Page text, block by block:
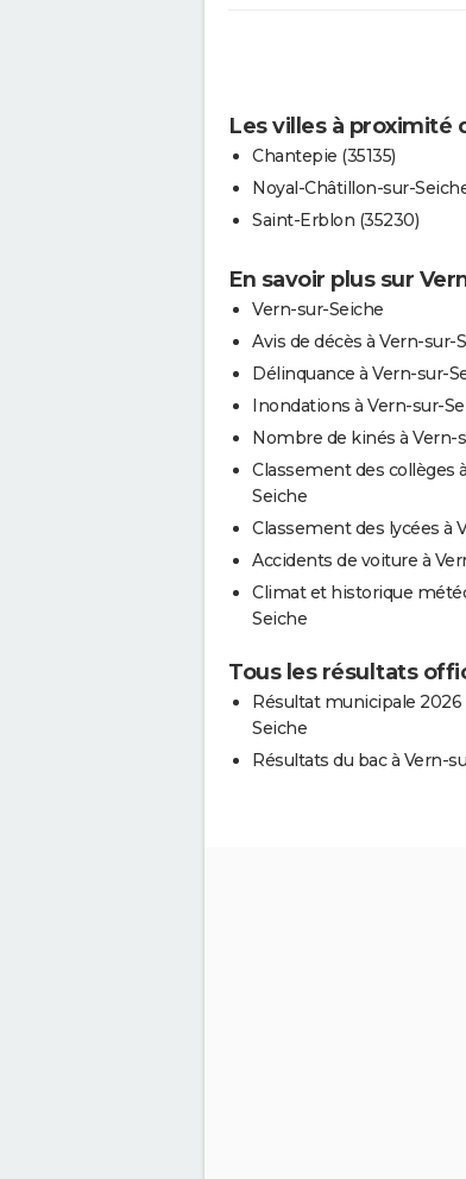
Les villes à proximité
Chantepie (35135)
Noyal-Châtillon-sur-
Saint-Erblon (35230)
En savoir plus sur
Vern-sur-Seiche
Avis de décès à Vern-sur-
Délinquance à Vern-sur-
Inondations à Vern-sur-
Nombre de kinés à Vern-
Classement des collèges
Seiche
Classement des lycées à
Accidents de voiture à
Climat et historique
Seiche
Tous les résultats
Résultat municipale 2026
Seiche
Résultats du bac à Vern-